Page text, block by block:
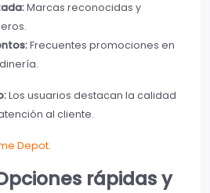
Marcas reconocidas y
Frecuentes promociones en
Los usuarios destacan la calidad
al cliente.
Depot.
rápidas y